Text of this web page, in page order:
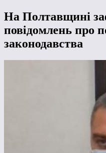
На Полтавщині
повідомлень про
законодавства